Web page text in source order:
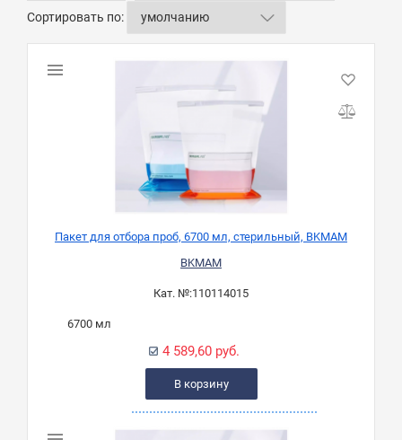
Сортировать по:
Пакет для отбора проб, 6700 мл, стерильный, BKMAM
BKMAM
Кат. №:110114015
6700 мл
4 589,60 руб.
В корзину